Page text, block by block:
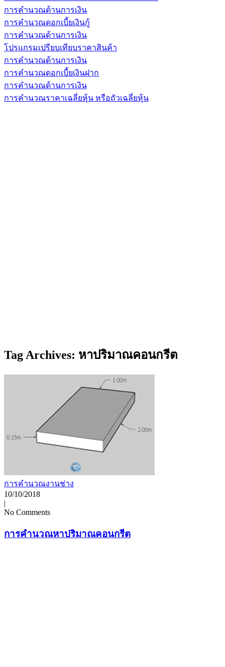
การคำนวณด้านการเงิน
การคำนวณดอกเบี้ยเงินกู้
การคำนวณด้านการเงิน
โปรแกรมเปรียบเทียบราคาสินค้า
การคำนวณด้านการเงิน
การคำนวณดอกเบี้ยเงินฝาก
การคำนวณด้านการเงิน
การคำนวณราคาเฉลี่ยหุ้น หรือถัวเฉลี่ยหุ้น
Tag Archives: หาปริมาณคอนกรีต
การคำนวณงานช่าง
10/10/2018
|
No Comments
การคำนวณหาปริมาณคอนกรีต